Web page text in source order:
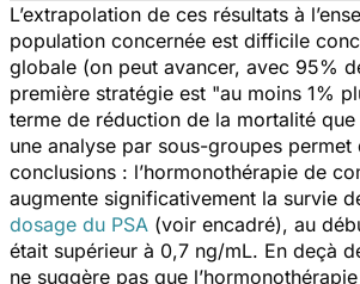
L’extrapolation de ces résultats à
population concernée est difficile
globale (on peut avancer, avec 95%
première stratégie est "au moins 1%
terme de réduction de la mortalité
une analyse par sous-groupes permet
conclusions : l’hormonothérapie de
augmente significativement la survie
dosage du PSA (voir encadré), au
était supérieur à 0,7 ng/mL. En deçà
ne suggère pas que